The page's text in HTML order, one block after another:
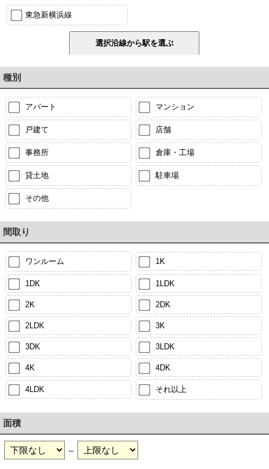
東急新横浜線
種別
アパート マンション
戸建て 店舗
事務所 倉庫・工場
貸土地 駐車場
その他
間取り
ワンルーム 1K
1DK 1LDK
2K 2DK
2LDK 3K
3DK 3LDK
4K 4DK
4LDK それ以上
面積
～